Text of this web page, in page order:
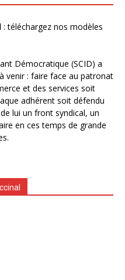
: téléchargez nos modèles
Démocratique (SCID) a
venir : faire face au patronat
et des services soit
adhérent soit défendu
lui un front syndical, un
en ces temps de grande